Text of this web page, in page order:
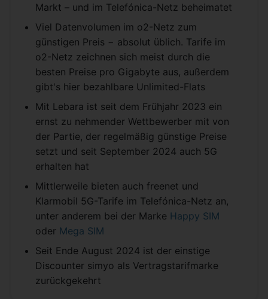
Markt – und im Telefónica-Netz beheimatet
Viel Datenvolumen im o2-Netz zum
günstigen Preis − absolut üblich. Tarife im
o2-Netz zeichnen sich meist durch die
besten Preise pro Gigabyte aus, außerdem
gibt's hier bezahlbare Unlimited-Flats
Mit Lebara ist seit dem Frühjahr 2023 ein
ernst zu nehmender Wettbewerber mit von
der Partie, der regelmäßig günstige Preise
setzt und seit September 2024 auch 5G
erhalten hat
Mittlerweile bieten auch freenet und
Klarmobil 5G-Tarife im Telefónica-Netz an,
unter anderem bei der Marke Happy SIM
oder Mega SIM
Seit Ende August 2024 ist der einstige
Discounter simyo als Vertragstarifmarke
zurückgekehrt